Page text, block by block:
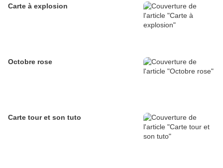
Carte à explosion
Octobre rose
Carte tour et son tuto